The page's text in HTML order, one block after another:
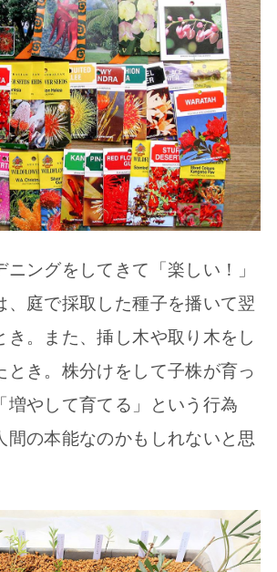
ングをしてきて「楽しい！」
、庭で採取した種子を播いて翌
き。また、挿し木や取り木をし
とき。株分けをして子株が育っ
増やして育てる」という行為
間の本能なのかもしれないと思